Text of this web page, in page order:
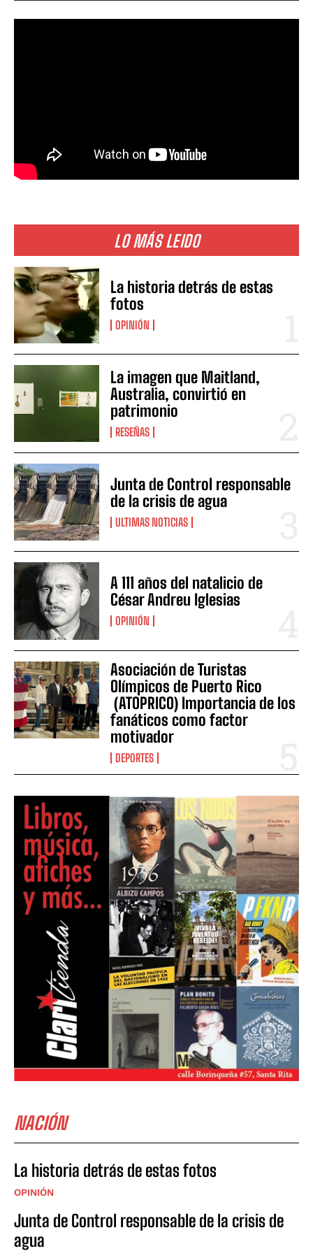
LO MÁS LEIDO
La historia detrás de estas
fotos
OPINIÓN
La imagen que Maitland,
Australia, convirtió en
patrimonio
RESEÑAS
Junta de Control responsable
de la crisis de agua
ULTIMAS NOTICIAS
A 111 años del natalicio de
César Andreu Iglesias
OPINIÓN
Asociación de Turistas
Olímpicos de Puerto Rico
(ATOPRICO) Importancia de los
fanáticos como factor
motivador
DEPORTES
NACIÓN
La historia detrás de estas fotos
OPINIÓN
Junta de Control responsable de la crisis de
agua